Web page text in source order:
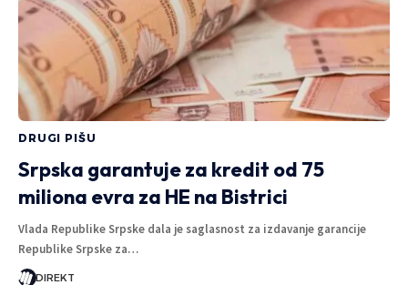
DRUGI PIŠU
Srpska garantuje za kredit od 75
miliona evra za HE na Bistrici
Vlada Republike Srpske dala je saglasnost za izdavanje garancije
Republike Srpske za…
DIREKT